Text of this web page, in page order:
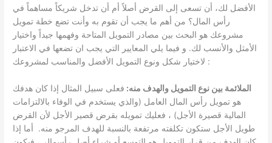
الأفضل لك، أن تسعى إلى القرض أصلاً أم أن تدخل شريكاً مساهماً في
رأس المال؟ من أهم ما يجب أن تقوم به وأنت تضع خطة تمويل
مشروعك هو البحث بين مصادر التمويل المتاحة وفهمها جيداً واختيار
الأمثل والأنسب لك. و فيما يلي المعايير التي يجب ان تضعها في الاعتبار
لاختيار شكل ونوع التمويل الأفضل والمناسب لمشروعك :
الملائمة بين نوع التمويل والهدف منه: فعلى سبيل المثال إذا كان هدفك
هو تمويل رأس المال العامل (والذي يستخدم في الوفاء بالالتزامات
المالية قصيرة الأجل) ، فعليك تمويله بقرض قصير الأجل لأن القرض
طويل الأجل ستكون تكلفته مرتفعة بالنسبة للهدف المرجو منه. أما إذا